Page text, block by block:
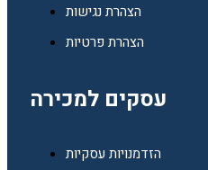
הצהרת נגישות
הצהרת פרטיות
עסקים למכירה
הזדמנויות עסקיות